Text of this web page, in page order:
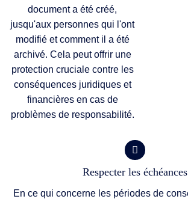
document a été créé,
jusqu'aux personnes qui l'ont
modifié et comment il a été
archivé. Cela peut offrir une
protection cruciale contre les
conséquences juridiques et
financières en cas de
problèmes de responsabilité.
Respecter les échéances
En ce qui concerne les périodes de